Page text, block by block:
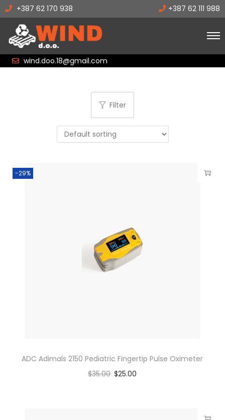
+387 62 170 938 +387 62 111 988
wind.doo.18@gmail.com
Filter
-29%
ADC Adimals 2150 Pediatric Fingertip Pulse Oximeter
$35.00 $25.00